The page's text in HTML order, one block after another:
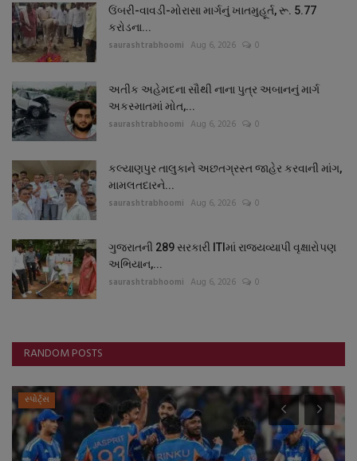
ઉંબરી-વાવડી-મોરાસા માર્ગનું ખાતમુહૂર્ત, રૂ. 5.77
કરોડના...
saurashtrabhoomi Aug 6, 2026 0
અતીક અહેમદના સૌથી નાના પુત્ર અબાનનું માર્ગ
અકસ્માતમાં મોત,...
saurashtrabhoomi Aug 6, 2026 0
કલ્યાણપુર તાલુકાને અછતગ્રસ્ત જાહેર કરવાની માંગ,
મામલતદારને...
saurashtrabhoomi Aug 6, 2026 0
ગુજરાતની 289 સરકારી ITIમાં રાજ્યવ્યાપી વૃક્ષારોપણ
અભિયાન,...
saurashtrabhoomi Aug 6, 2026 0
RANDOM POSTS
સ્પોર્ટ્સ